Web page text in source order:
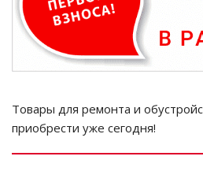
Товары для ремонта и
приобрести уже сегодня!